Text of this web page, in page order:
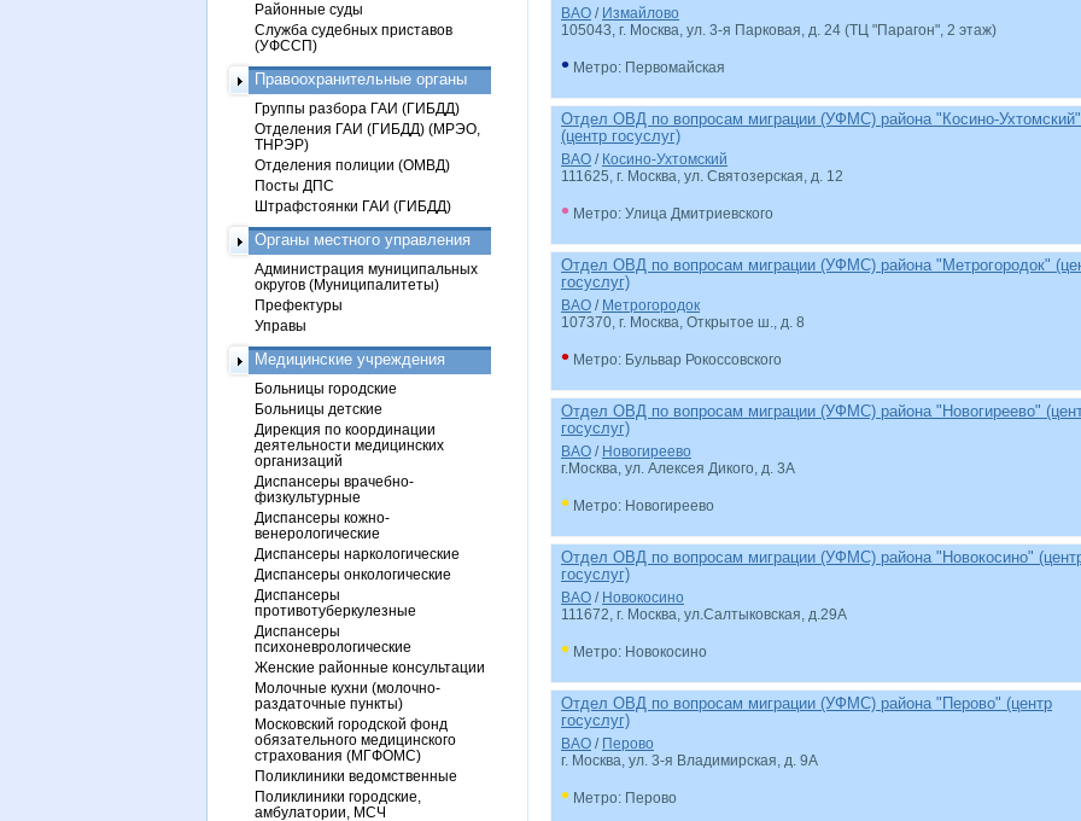
ВАО / Измайлово
105043, г. Москва, ул. 3-я Парковая, д. 24 (ТЦ "Парагон", 2 этаж)
• Метро: Первомайская
Отдел ОВД по вопросам миграции (УФМС) района "Косино-Ухтомский"
(центр госуслуг)
ВАО / Косино-Ухтомский
111625, г. Москва, ул. Святозерская, д. 12
• Метро: Улица Дмитриевского
Отдел ОВД по вопросам миграции (УФМС) района "Метрогородок"
госуслуг)
ВАО / Метрогородок
107370, г. Москва, Открытое ш., д. 8
• Метро: Бульвар Рокоссовского
Отдел ОВД по вопросам миграции (УФМС) района "Новогиреево"
госуслуг)
ВАО / Новогиреево
г.Москва, ул. Алексея Дикого, д. 3А
• Метро: Новогиреево
Отдел ОВД по вопросам миграции (УФМС) района "Новокосино"
госуслуг)
ВАО / Новокосино
111672, г. Москва, ул.Салтыковская, д.29А
• Метро: Новокосино
Отдел ОВД по вопросам миграции (УФМС) района "Перово" (центр
госуслуг)
ВАО / Перово
г. Москва, ул. 3-я Владимирская, д. 9А
• Метро: Перово
Районные суды
Служба судебных приставов
(УФССП)
Правоохранительные органы
Группы разбора ГАИ (ГИБДД)
Отделения ГАИ (ГИБДД) (МРЭО,
ТНРЭР)
Отделения полиции (ОМВД)
Посты ДПС
Штрафстоянки ГАИ (ГИБДД)
Органы местного управления
Администрация муниципальных
округов (Муниципалитеты)
Префектуры
Управы
Медицинские учреждения
Больницы городские
Больницы детские
Дирекция по координации
деятельности медицинских
организаций
Диспансеры врачебно-
физкультурные
Диспансеры кожно-
венерологические
Диспансеры наркологические
Диспансеры онкологические
Диспансеры
противотуберкулезные
Диспансеры
психоневрологические
Женские районные консультации
Молочные кухни (молочно-
раздаточные пункты)
Московский городской фонд
обязательного медицинского
страхования (МГФОМС)
Поликлиники ведомственные
Поликлиники городские,
амбулатории, МСЧ